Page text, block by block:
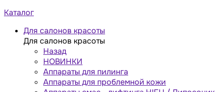
Каталог
Для салонов красоты
Для салонов красоты
Назад
НОВИНКИ
Аппараты для пилинга
Аппараты для проблемной кожи